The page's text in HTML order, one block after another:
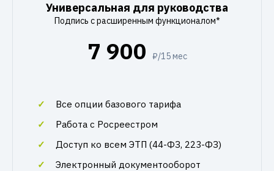
Универсальная для руководства
Подпись с расширенным функционалом*
7 900 ₽/15 мес
Все опции базового тарифа
Работа с Росреестром
Доступ ко всем ЭТП (44-ФЗ, 223-ФЗ)
Электронный документооборот